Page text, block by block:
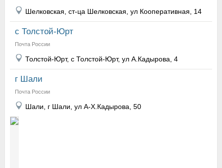
Шелковская, ст-ца Шелковская, ул Кооперативная, 14
с Толстой-Юрт
Почта России
Толстой-Юрт, с Толстой-Юрт, ул А.Кадырова, 4
г Шали
Почта России
Шали, г Шали, ул А-Х.Кадырова, 50